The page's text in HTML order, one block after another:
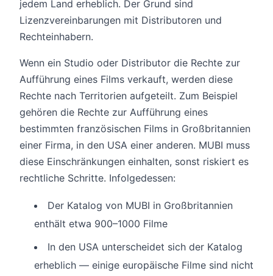
jedem Land erheblich. Der Grund sind
Lizenzvereinbarungen mit Distributoren und
Rechteinhabern.
Wenn ein Studio oder Distributor die Rechte zur
Aufführung eines Films verkauft, werden diese
Rechte nach Territorien aufgeteilt. Zum Beispiel
gehören die Rechte zur Aufführung eines
bestimmten französischen Films in Großbritannien
einer Firma, in den USA einer anderen. MUBI muss
diese Einschränkungen einhalten, sonst riskiert es
rechtliche Schritte. Infolgedessen:
Der Katalog von MUBI in Großbritannien
enthält etwa 900–1000 Filme
In den USA unterscheidet sich der Katalog
erheblich — einige europäische Filme sind nicht